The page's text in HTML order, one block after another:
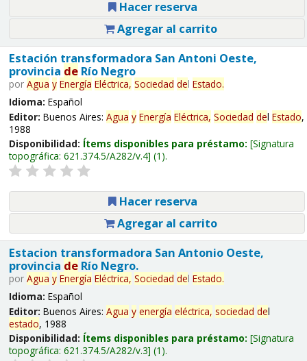
Hacer reserva
Agregar al carrito
Estación transformadora San Antoni Oeste,
provincia deRío Negro
por Agua y Energía Eléctrica, Sociedad del Estado.
Idioma: Español
Editor: Buenos Aires: Agua y Energía Eléctrica, Sociedad del Estado,
1988
Disponibilidad: Ítems disponibles para préstamo: Signatura
topográfica: 621.374.5/A282/v.4 (1).
Hacer reserva
Agregar al carrito
Estacion transformadora San Antonio Oeste,
provincia deRío Negro.
por Agua y Energía Eléctrica, Sociedad del Estado.
Idioma: Español
Editor: Buenos Aires: Agua y energía eléctrica, sociedad del
estado, 1988
Disponibilidad: Ítems disponibles para préstamo: Signatura
topográfica: 621.374.5/A282/v.3 (1).